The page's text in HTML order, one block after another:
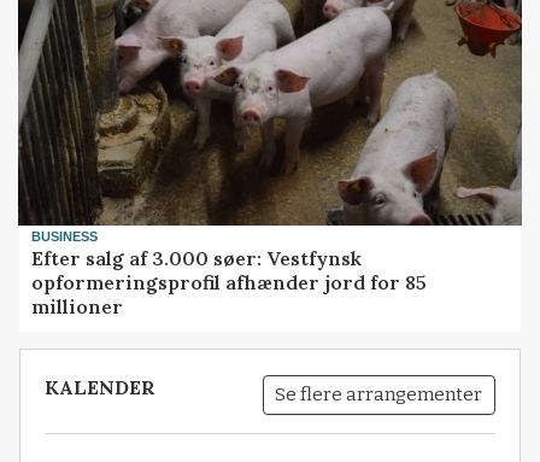
BUSINESS
Efter salg af 3.000 søer: Vestfynsk
opformeringsprofil afhænder jord for 85
millioner
KALENDER Se flere arrangementer